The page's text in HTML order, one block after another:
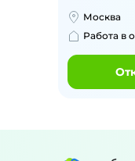
Москва
Работа в